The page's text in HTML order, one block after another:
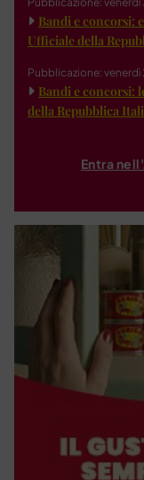
Bandi e concorsi:
Ufficiale della
Pubblicazione:
Bandi e concorsi:
della Repubblica
Entra